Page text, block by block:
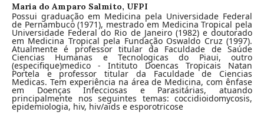
Maria do Amparo Salmito, UFPI
Possui graduação em Medicina pela Universidade Federal
de Pernambuco (1971), mestrado em Medicina Tropical pela
Universidade Federal do Rio de Janeiro (1982) e doutorado
em Medicina Tropical pela Fundação Oswaldo Cruz (1997).
Atualmente é professor titular da Faculdade de Saúde
Ciencias Humanas e Tecnologicas do Piaui, outro
(especifique)medico - Intituto Doencas Tropicais Natan
Portela e professor titular da Faculdade de Ciencias
Medicas. Tem experiência na área de Medicina, com ênfase
em Doenças Infecciosas e Parasitárias, atuando
principalmente nos seguintes temas: coccidioidomycosis,
epidemiologia, hiv, hiv/aids e esporotricose